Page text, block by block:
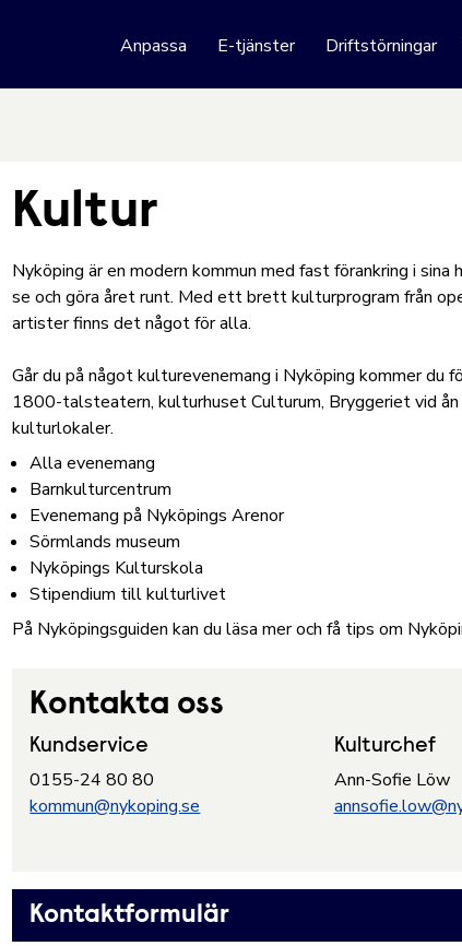
webbplats
Anpassa E-tjänster Driftstörningar
Kultur
Nyköping är en modern kommun med fast förankring i
se och göra året runt. Med ett brett kulturprogram från
artister finns det något för alla.
Går du på något kulturevenemang i Nyköping kommer du
1800-talsteatern, kulturhuset Culturum, Bryggeriet vid
kulturlokaler.
Alla evenemang
Barnkulturcentrum
Evenemang på Nyköpings Arenor
Sörmlands museum
Nyköpings Kulturskola
Stipendium till kulturlivet
På Nyköpingsguiden kan duläsa mer och få tips om
Kontakta oss
Kundservice
0155-24 80 80
kommun@nykoping.se
Kulturchef
Ann-Sofie Löw
Kontaktformulär